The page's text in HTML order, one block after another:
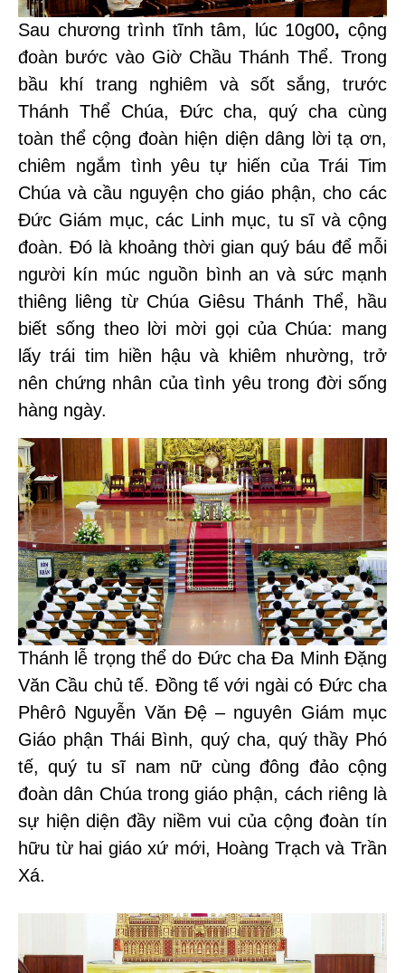
Sau chương trình tĩnh tâm, lúc 10g00,cộng
đoàn bước vào Giờ Chầu Thánh Thể. Trong
bầu khí trang nghiêm và sốt sắng, trước
Thánh Thể Chúa, Đức cha, quý cha cùng
toàn thể cộng đoàn hiện diện dâng lời tạ ơn,
chiêm ngắm tình yêu tự hiến của Trái Tim
Chúa và cầu nguyện cho giáo phận, cho các
Đức Giám mục, các Linh mục, tu sĩ và cộng
đoàn. Đó là khoảng thời gian quý báu để mỗi
người kín múc nguồn bình an và sức mạnh
thiêng liêng từ Chúa Giêsu Thánh Thể, hầu
biết sống theo lời mời gọi của Chúa: mang
lấy trái tim hiền hậu và khiêm nhường, trở
nên chứng nhân của tình yêu trong đời sống
hàng ngày.
Thánh lễ trọng thể do Đức cha Đa Minh Đặng
Văn Cầu chủ tế. Đồng tế với ngài có Đức cha
Phêrô Nguyễn Văn Đệ – nguyên Giám mục
Giáo phận Thái Bình, quý cha, quý thầy Phó
tế, quý tu sĩ nam nữ cùng đông đảo cộng
đoàn dân Chúa trong giáo phận, cách riêng là
sự hiện diện đầy niềm vui của cộng đoàn tín
hữu từ hai giáo xứ mới, Hoàng Trạch và Trần
Xá.